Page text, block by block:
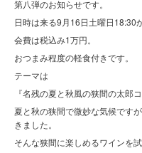
第八弾のお知らせです。
日時は来る9月16日土曜日18:30か
会費は税込み1万円。
おつまみ程度の軽食付きです。
テーマは
『名残の夏と秋風の狭間の太郎
夏と秋の狭間で微妙な気候です
きました。
そんな狭間に楽しめるワインを試